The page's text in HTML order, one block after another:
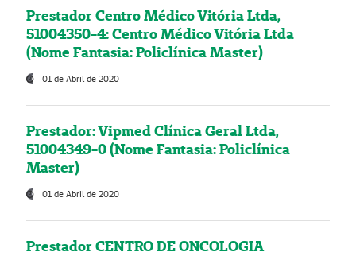
Prestador Centro Médico Vitória Ltda,
51004350-4: Centro Médico Vitória Ltda
(Nome Fantasia: Policlínica Master)
01 de Abril de 2020
Prestador: Vipmed Clínica Geral Ltda,
51004349-0 (Nome Fantasia: Policlínica
Master)
01 de Abril de 2020
Prestador CENTRO DE ONCOLOGIA